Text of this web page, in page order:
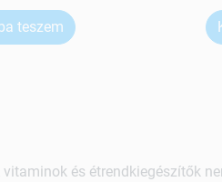
teszem
vitaminok és étrendkiegészítők